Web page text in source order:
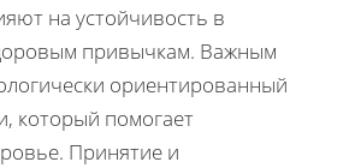
на устойчивость в
привычкам. Важным
ориентированный
который помогает
Принятие и